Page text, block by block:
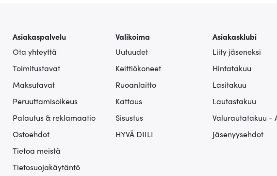
Asiakaspalvelu
Ota yhteyttä
Toimitustavat
Maksutavat
Peruuttamisoikeus
Palautus & reklamaatio
Ostoehdot
Tietoa meistä
Tietosuojakäytäntö
Valikoima
Uutuudet
Keittiökoneet
Ruoanlaitto
Kattaus
Sisustus
HYVÄ DIILI
Asiakasklubi
Liity jäseneksi
Hintatakuu
Lasitakuu
Lautastakuu
Valurautatakuu -
Jäsenyysehdot